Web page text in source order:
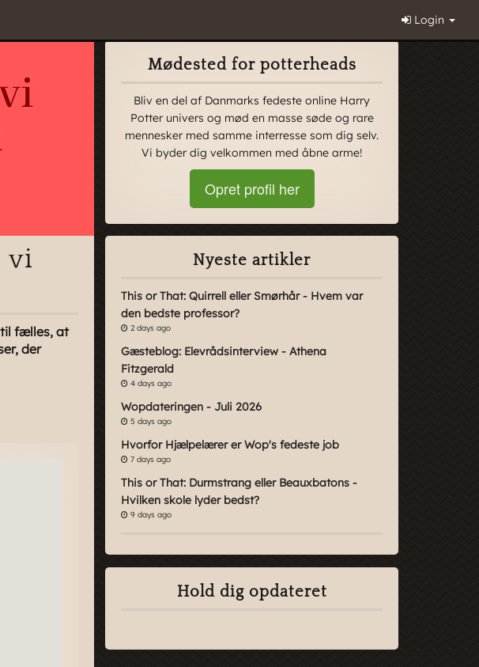
Login
vi
til fælles, at
der
Mødested for potterheads
Bliv en del af Danmarks fedeste online Harry
Potter univers og mød en masse søde og rare
mennesker med samme interresse som dig selv.
Vi byder dig velkommen med åbne arme!
Opret profil her
Nyeste artikler
This or That: Quirrell eller Smørhår - Hvem var
den bedste professor?
2 days ago
Gæsteblog: Elevrådsinterview - Athena
Fitzgerald
4 days ago
Wopdateringen - Juli 2026
5 days ago
Hvorfor Hjælpelærer er Wop's fedeste job
7 days ago
This or That: Durmstrang eller Beauxbatons -
Hvilken skole lyder bedst?
9 days ago
Hold dig opdateret